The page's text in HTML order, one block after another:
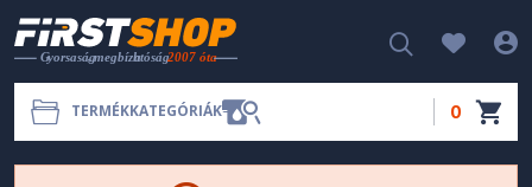
TERMÉKKATEGÓRIÁK 0